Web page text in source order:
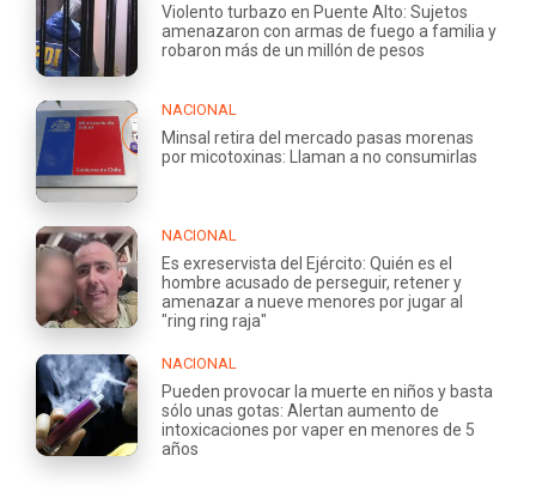
Violento turbazo en Puente Alto: Sujetos
amenazaron con armas de fuego a familia y
robaron más de un millón de pesos
NACIONAL
Minsal retira del mercado pasas morenas
por micotoxinas: Llaman a no consumirlas
NACIONAL
Es exreservista del Ejército: Quién es el
hombre acusado de perseguir, retener y
amenazar a nueve menores por jugar al
"ring ring raja"
NACIONAL
Pueden provocar la muerte en niños y basta
sólo unas gotas: Alertan aumento de
intoxicaciones por vaper en menores de 5
años